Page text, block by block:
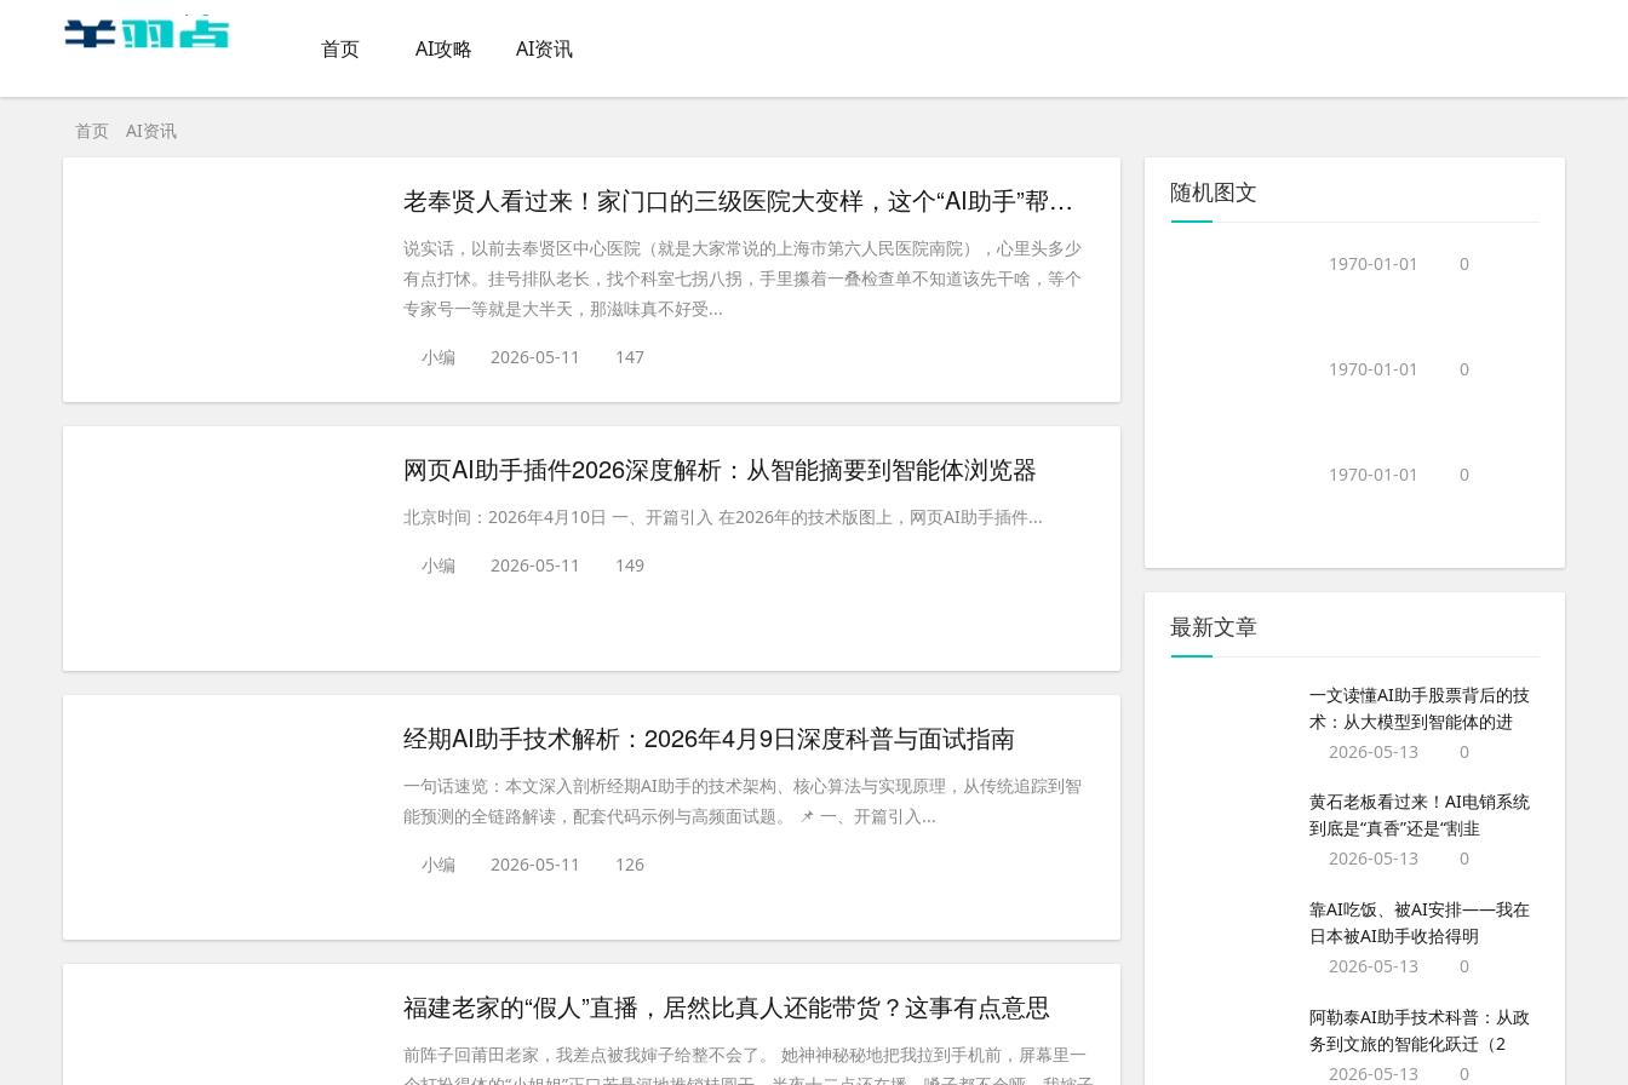
首页 AI攻略 AI资讯
首页 AI资讯
老奉贤人看过来！家门口的三级医院大变样，这个“AI助手”帮了我大忙
说实话，以前去奉贤区中心医院（就是大家常说的上海市第六人民医院南院），心里头多少
有点打怵。挂号排队老长，找个科室七拐八拐，手里攥着一叠检查单不知道该先干啥，等个
专家号一等就是大半天，那滋味真不好受...
小编 2026-05-11 147
网页AI助手插件2026深度解析：从智能摘要到智能体浏览器
北京时间：2026年4月10日 一、开篇引入 在2026年的技术版图上，网页AI助手插件...
小编 2026-05-11 149
经期AI助手技术解析：2026年4月9日深度科普与面试指南
一句话速览：本文深入剖析经期AI助手的技术架构、核心算法与实现原理，从传统追踪到智
能预测的全链路解读，配套代码示例与高频面试题。 📌 一、开篇引入...
小编 2026-05-11 126
福建老家的“假人”直播，居然比真人还能带货？这事有点意思
前阵子回莆田老家，我差点被我婶子给整不会了。 她神神秘秘地把我拉到手机前，屏幕里一
随机图文
1970-01-01 0
1970-01-01 0
1970-01-01 0
最新文章
一文读懂AI助手股票背后的技
术：从大模型到智能体的进
2026-05-13
0
黄石老板看过来！AI电销系统
到底是“真香”还是“割韭
2026-05-13
0
靠AI吃饭、被AI安排——我在
日本被AI助手收拾得明
2026-05-13
0
阿勒泰AI助手技术科普：从政
务到文旅的智能化跃迁（2
2026-05-13
0